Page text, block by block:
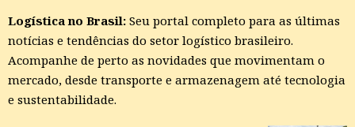
Logística no Brasil: Seu portal completo para as últimas
notícias e tendências do setor logístico brasileiro.
Acompanhe de perto as novidades que movimentam o
mercado, desde transporte e armazenagem até tecnologia
e sustentabilidade.